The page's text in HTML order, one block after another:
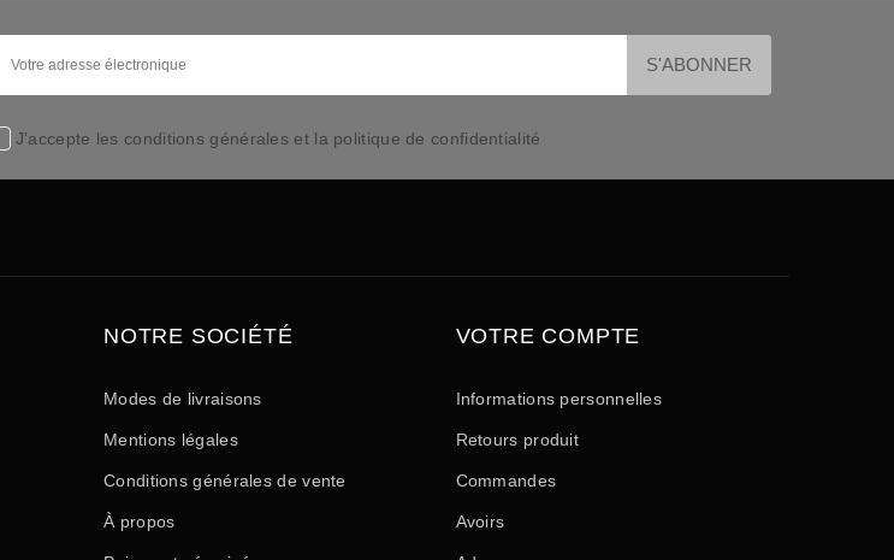
J'accepte les conditions générales et la politique de confidentialité
NOTRE SOCIÉTÉ
Modes de livraisons
Mentions légales
Conditions générales de vente
À propos
VOTRE COMPTE
Informations personnelles
Retours produit
Commandes
Avoirs